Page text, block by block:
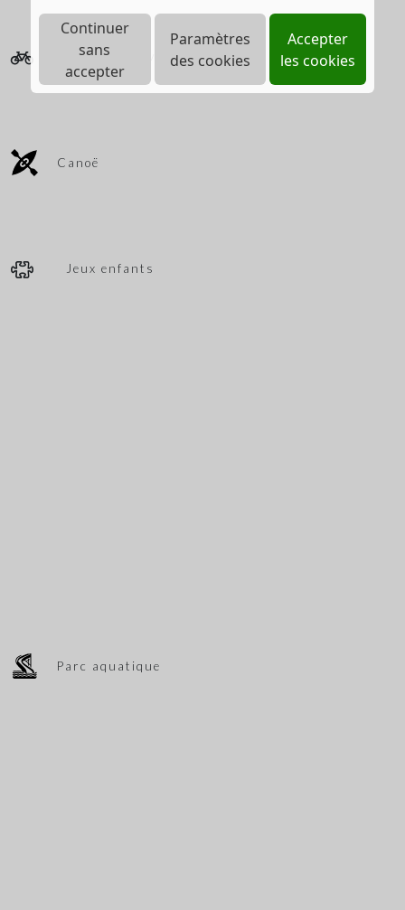
Continuer
sans
accepter
Paramètres
des cookies
Accepter
les cookies
Location de vélo
Canoë
Jeux enfants
Parc aquatique